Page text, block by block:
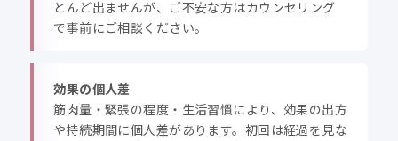
とんど出ませんが、ご不安な方はカウンセリング
で事前にご相談ください。
効果の個人差
筋肉量・緊張の程度・生活習慣により、効果の出方
や持続期間に個人差があります。初回は経過を見な